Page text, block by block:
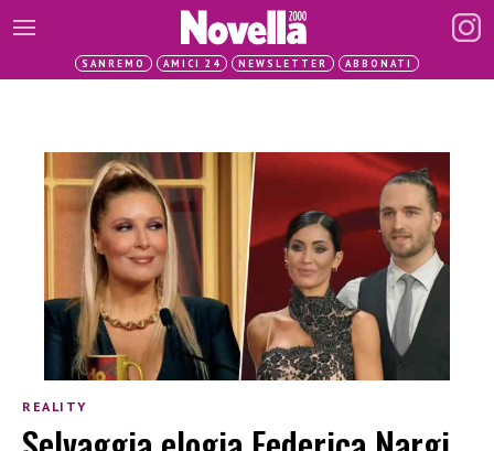
SANREMO AMICI 24 NEWSLETTER ABBONATI
REALITY